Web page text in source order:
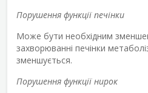
Порушення функції печінки
Може бути необхідним
захворюванні печінки
зменшується.
Порушення функції нирок